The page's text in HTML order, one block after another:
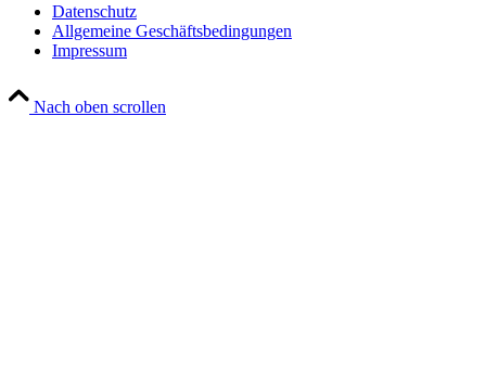
Datenschutz
Allgemeine Geschäftsbedingungen
Impressum
Nach oben scrollen